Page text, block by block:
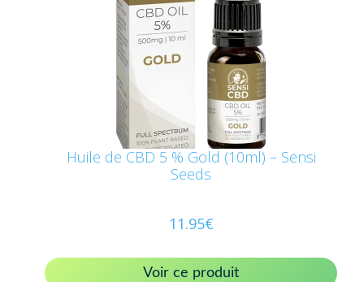
Huile de CBD 5 % Gold (10ml) – Sensi
Seeds
11.95€
Voir ce produit